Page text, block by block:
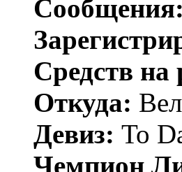
Сообщения:
Средств на
Откуда:
Девиз: To
Чемпион